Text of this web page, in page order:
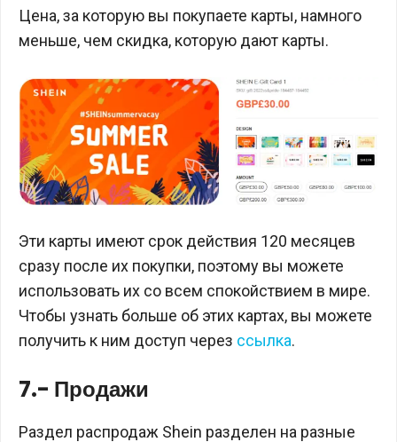
Цена, за которую вы покупаете карты, намного
меньше, чем скидка, которую дают карты.
Эти карты имеют срок действия 120 месяцев
сразу после их покупки, поэтому вы можете
использовать их со всем спокойствием в мире.
Чтобы узнать больше об этих картах, вы можете
получить к ним доступ через ссылка.
7.- Продажи
Раздел распродаж Shein разделен на разные